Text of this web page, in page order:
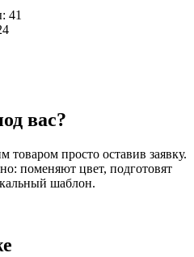
41
вас?
товаром просто оставив заявку.
поменяют цвет, подготовят
шаблон.